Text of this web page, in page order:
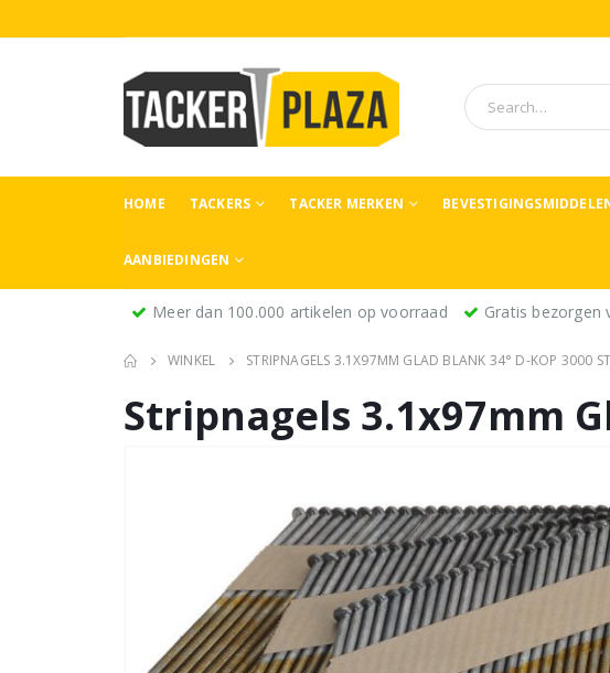
HOME TACKERS TACKER MERKEN
AANBIEDINGEN
Meer dan 100.000 artikelen op voorraad Gratis bezorgen
WINKEL STRIPNAGELS 3.1X97MM GLAD BLANK 34° D-KOP 3000
Stripnagels 3.1x97mm